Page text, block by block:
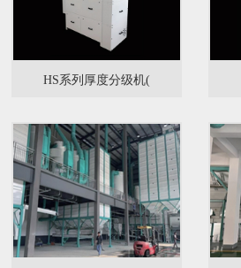
HS系列厚度分级机(